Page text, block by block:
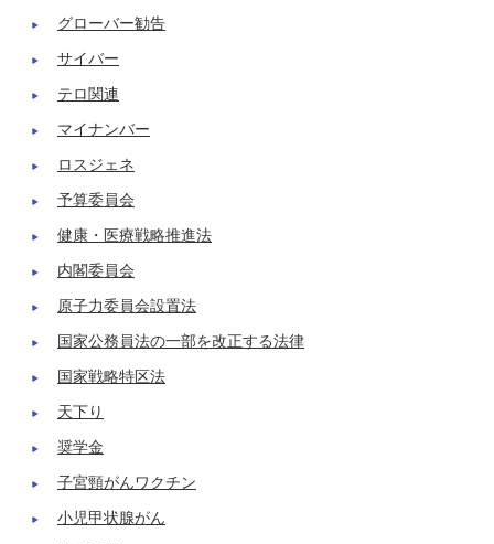
グローバー勧告
サイバー
テロ関連
マイナンバー
ロスジェネ
予算委員会
健康・医療戦略推進法
内閣委員会
原子力委員会設置法
国家公務員法の一部を改正する法律
国家戦略特区法
天下り
奨学金
子宮頸がんワクチン
小児甲状腺がん